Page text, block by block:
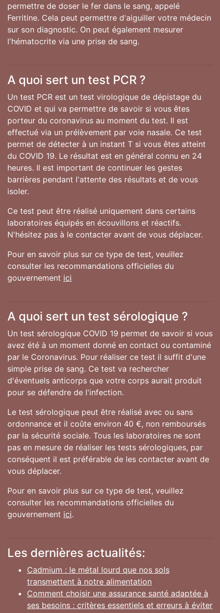
permettre de doser le fer dans le sang, appelé
Ferritine. Cela peut permettre d'aiguiller votre médecin
sur son diagnostic. On peut également mesurer
l'hématocrite via une prise de sang.
A quoi sert un test PCR ?
Un test PCR est un test virologique de dépistage du
COVID et qui va permettre de savoir si vous êtes
porteur du coronavirus au moment du test. Il est
effectué via un prélèvement par voie nasale. Ce test
permet de détecter à un instant T si vous êtes atteint
du COVID 19. Le résultat est en général connu en 24
heures. Il est important de continuer les gestes
barrières pendant l'attente des résultats et de vous
isoler.
Ce test peut être réalisé uniquement dans certains
laboratoires équipés en écouvillons et réactifs.
N'hésitez pas à le contacter avant de vous déplacer.
Pour en savoir plus sur ce type de test, veuillez
consulter les recommandations officielles du
gouvernement ici
A quoi sert un test sérologique ?
Un test sérologique COVID 19 permet de savoir si vous
avez été à un moment donné en contact ou contaminé
par le Coronavirus. Pour réaliser ce test il suffit d'une
simple prise de sang. Ce test va rechercher
d'éventuels anticorps que votre corps aurait produit
pour se défendre de l'infection.
Le test sérologique peut être réalisé avec ou sans
ordonnance et il coûte environ 40 €, non remboursés
par la sécurité sociale. Tous les laboratoires ne sont
pas en mesure de réaliser les tests sérologiques, par
conséquent il est préférable de les contacter avant de
vous déplacer.
Pour en savoir plus sur ce type de test, veuillez
consulter les recommandations officielles du
gouvernement ici.
Les dernières actualités:
Cadmium : le métal lourd que nos sols
transmettent à notre alimentation
Comment choisir une assurance santé adaptée à
ses besoins : critères essentiels et erreurs à éviter